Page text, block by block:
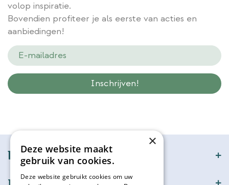
volop inspiratie.
Bovendien profiteer je als eerste van acties en
aanbiedingen!
bijSTOX
×
Deze website maakt
gebruik van cookies.
Deze website gebruikt cookies om uw